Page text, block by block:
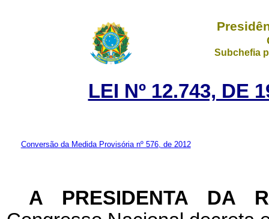
Subchefia
LEI Nº 12.743, DE
Conversão da Medida Provisória nº 576, de 2012
A PRESIDENTA DA